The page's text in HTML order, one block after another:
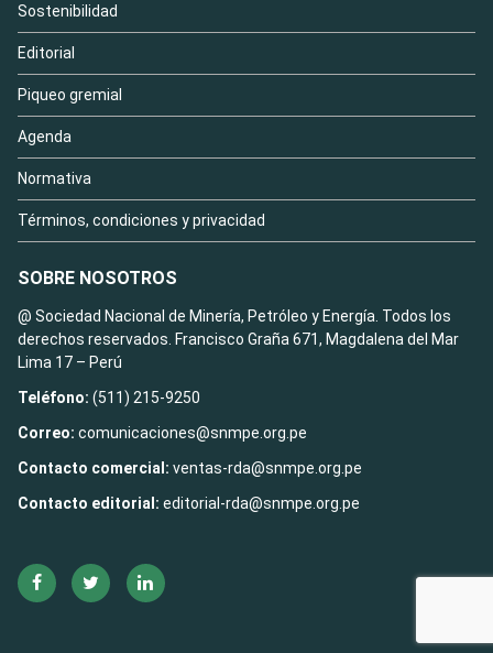
Sostenibilidad
Editorial
Piqueo gremial
Agenda
Normativa
Términos, condiciones y privacidad
SOBRE NOSOTROS
@ Sociedad Nacional de Minería, Petróleo y Energía. Todos los
derechos reservados. Francisco Graña 671, Magdalena del Mar
Lima 17 – Perú
Teléfono: (511) 215-9250
Correo: comunicaciones@snmpe.org.pe
Contacto comercial: ventas-rda@snmpe.org.pe
Contacto editorial: editorial-rda@snmpe.org.pe